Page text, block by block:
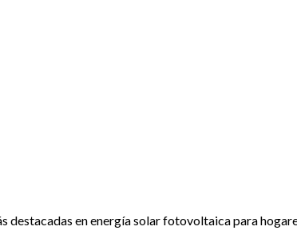
destacadas en energía solar fotovoltaica para